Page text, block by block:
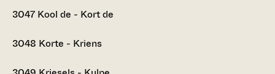
3047 Kool de - Kort de
3048 Korte - Kriens